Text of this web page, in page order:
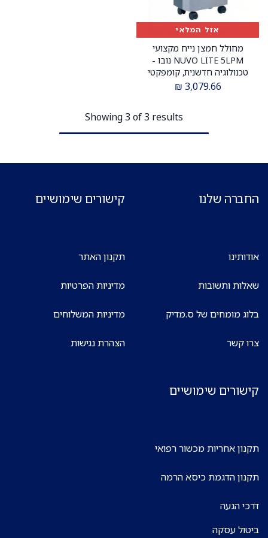
אזל המלאי
מחולל חמצן נייח מקצועי
NUVO LITE 5LPM נובו -
טכנולוגיה חדשנית, קומפקטי
וידידותי
3,079.66
₪
Showing 3 of 3 results
החברה שלנו
אודותינו
שאלות ותשובות
בלוג מומחים של ס.מדיק
צרו קשר
קישורים שימושיים
תקנון האתר
מדיניות הפרטיות
מדיניות המשלוחים
הצהרת נגישות
קישורים שימושיים
תקנון אחריות מכשור רפואי
תקנון הדגמת כיסא הרמה
דרכי הגעה
ביטול עסקה